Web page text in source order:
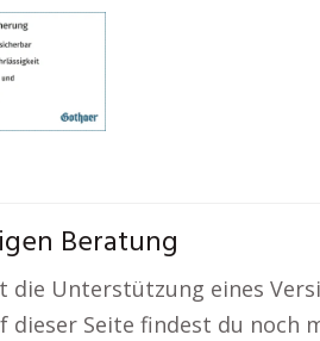
Beratung
die Unterstützung eines
dieser Seite findest du noch